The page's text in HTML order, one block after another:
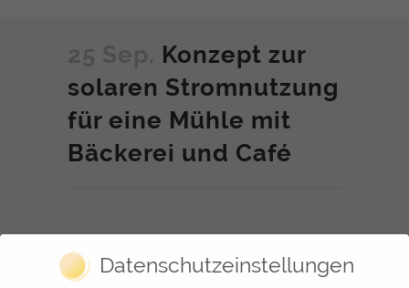
Konzept zur
solaren Stromnutzung
für eine Mühle mit
Bäckerei und Café
Datenschutzeinstellungen